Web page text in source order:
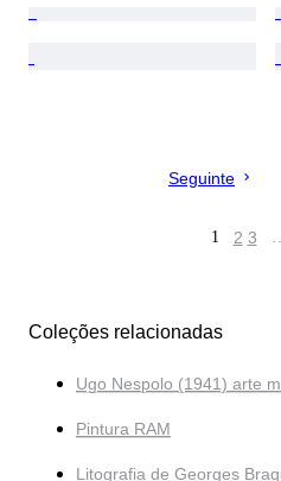
Seguinte
1 2 3
Coleções relacionadas
Ugo Nespolo (1941) arte
Pintura RAM
Litografia de Georges